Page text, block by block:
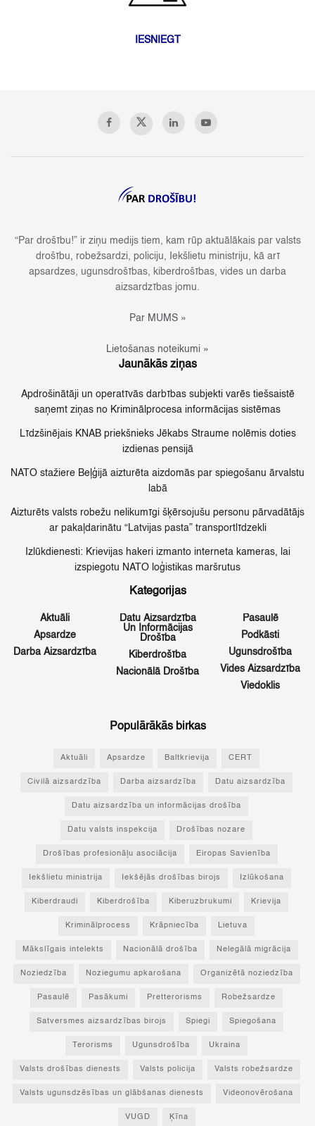
IESNIEGT
“Par drošību!” ir ziņu medijs tiem, kam rūp aktuālākais par valsts
drošību, robežsardzi, policiju, Iekšlietu ministriju, kā arī
apsardzes, ugunsdrošības, kiberdrošības, vides un darba
aizsardzības jomu.
Par MUMS »
Lietošanas noteikumi »
Jaunākās ziņas
Apdrošinātāji un operatīvās darbības subjekti varēs tiešsaistē
saņemt ziņas no Kriminālprocesa informācijas sistēmas
Līdzšinējais KNAB priekšnieks Jēkabs Straume nolēmis doties
izdienas pensijā
NATO stažiere Beļģijā aizturēta aizdomās par spiegošanu ārvalstu
labā
Aizturēts valsts robežu nelikumīgi šķērsojušu personu pārvadātājs
ar pakaļdarinātu “Latvijas pasta” transportlīdzekli
Izlūkdienesti: Krievijas hakeri izmanto interneta kameras, lai
izspiegotu NATO loģistikas maršrutus
Kategorijas
Aktuāli
Apsardze
Darba Aizsardzība
Datu Aizsardzība
Un Informācijas
Drošība
Kiberdrošība
Nacionālā Drošība
Pasaulē
Podkāsti
Ugunsdrošība
Vides Aizsardzība
Viedoklis
Populārākās birkas
Aktuāli Apsardze Baltkrievija CERT
Civilā aizsardzība Darba aizsardzība Datu aizsardzība
Datu aizsardzība un informācijas drošība
Datu valsts inspekcija Drošības nozare
Drošības profesionāļu asociācija Eiropas Savienība
Iekšlietu ministrija Iekšējās drošības birojs Izlūkošana
Kiberdraudi Kiberdrošība Kiberuzbrukumi Krievija
Kriminālprocess Krāpniecība Lietuva
Mākslīgais intelekts Nacionālā drošība Nelegālā migrācija
Noziedzība Noziegumu apkarošana Organizētā noziedzība
Pasaulē Pasākumi Pretterorisms Robežsardze
Satversmes aizsardzības birojs Spiegi Spiegošana
Terorisms Ugunsdrošība Ukraina
Valsts drošības dienests Valsts policija Valsts robežsardze
Valsts ugunsdzēsības un glābšanas dienests Videonovērošana
VUGD Ķīna